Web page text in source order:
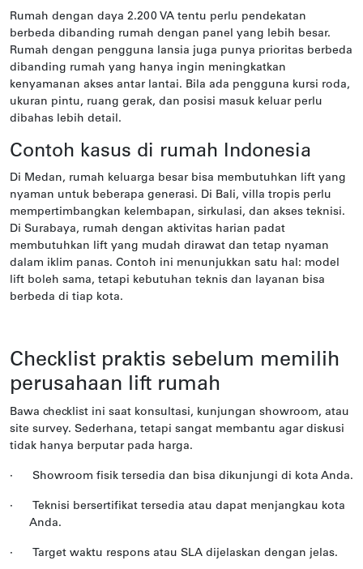
Rumah dengan daya 2.200 VA tentu perlu pendekatan
berbeda dibanding rumah dengan panel yang lebih besar.
Rumah dengan pengguna lansia juga punya prioritas berbeda
dibanding rumah yang hanya ingin meningkatkan
kenyamanan akses antar lantai. Bila ada pengguna kursi roda,
ukuran pintu, ruang gerak, dan posisi masuk keluar perlu
dibahas lebih detail.
Contoh kasus di rumah Indonesia
Di Medan, rumah keluarga besar bisa membutuhkan lift yang
nyaman untuk beberapa generasi. Di Bali, villa tropis perlu
mempertimbangkan kelembapan, sirkulasi, dan akses teknisi.
Di Surabaya, rumah dengan aktivitas harian padat
membutuhkan lift yang mudah dirawat dan tetap nyaman
dalam iklim panas. Contoh ini menunjukkan satu hal: model
lift boleh sama, tetapi kebutuhan teknis dan layanan bisa
berbeda di tiap kota.
Checklist praktis sebelum memilih
perusahaan lift rumah
Bawa checklist ini saat konsultasi, kunjungan showroom, atau
site survey. Sederhana, tetapi sangat membantu agar diskusi
tidak hanya berputar pada harga.
· Showroom fisik tersedia dan bisa dikunjungi di kota Anda.
·
Teknisi bersertifikat tersedia atau dapat menjangkau kota
Anda.
· Target waktu respons atau SLA dijelaskan dengan jelas.